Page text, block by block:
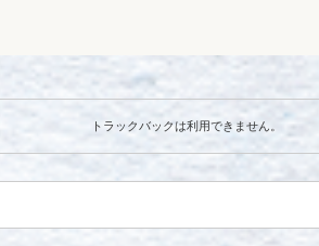
トラックバックは利用できません。